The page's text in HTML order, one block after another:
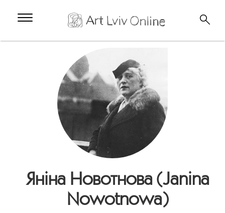
Яніна Новотнова (Janina
Nowotnowa)